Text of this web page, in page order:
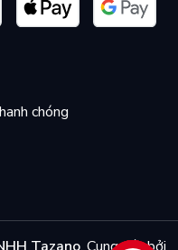
chóng